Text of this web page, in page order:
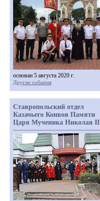
основан 5 августа 2020 г.
Другие события
Ставропольский отдел
Казачьего Конвоя Памяти
Царя Мученика Николая II